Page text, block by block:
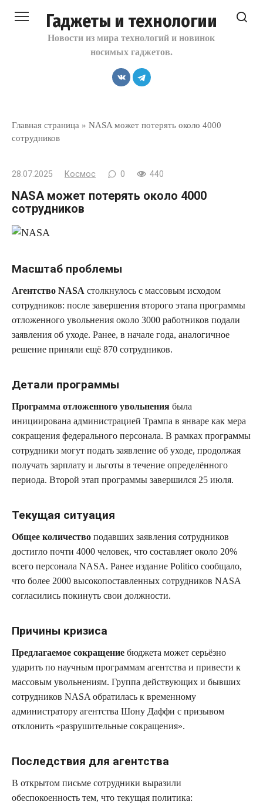
Гаджеты и технологии
Новости из мира технологий и новинок
носимых гаджетов.
Главная страница » NASA может потерять около 4000
сотрудников
28.07.2025 Космос 0 440
NASA может потерять около 4000
сотрудников
Масштаб проблемы
Агентство NASA столкнулось с массовым исходом
сотрудников: после завершения второго этапа программы
отложенного увольнения около 3000 работников подали
заявления об уходе. Ранее, в начале года, аналогичное
решение приняли ещё 870 сотрудников.
Детали программы
Программа отложенного увольнения была
инициирована администрацией Трампа в январе как мера
сокращения федерального персонала. В рамках программы
сотрудники могут подать заявление об уходе, продолжая
получать зарплату и льготы в течение определённого
периода. Второй этап программы завершился 25 июля.
Текущая ситуация
Общее количество подавших заявления сотрудников
достигло почти 4000 человек, что составляет около 20%
всего персонала NASA. Ранее издание Politico сообщало,
что более 2000 высокопоставленных сотрудников NASA
согласились покинуть свои должности.
Причины кризиса
Предлагаемое сокращение бюджета может серьёзно
ударить по научным программам агентства и привести к
массовым увольнениям. Группа действующих и бывших
сотрудников NASA обратилась к временному
администратору агентства Шону Даффи с призывом
отклонить «разрушительные сокращения».
Последствия для агентства
В открытом письме сотрудники выразили
обеспокоенность тем, что текущая политика: